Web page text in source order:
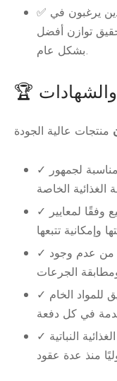
يرغبون في
توازن أفضل
بشكل عام.
لجمهور
✓ تصنيع وفقًا لمعايير GMP (ممارسات التصنيع الجيدة)
✓ اختبارات منتظمة للنقاء والجودة للتحقق من عدم وجود
✓ تتبع كامل للمكونات مع اختيار دقيق للمواد الخام
✓ علامة تجارية معروفة بمكملاتها الغذائية النباتية